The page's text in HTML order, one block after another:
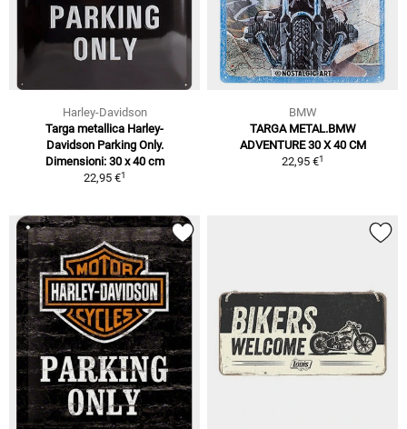
Harley-Davidson
Targa metallica Harley-
Davidson Parking Only.
Dimensioni: 30 x 40 cm
22,95 €1
BMW
TARGA METAL.BMW
ADVENTURE 30 X 40 CM
22,95 €1